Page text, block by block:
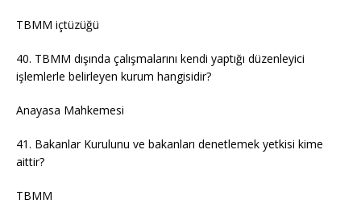
TBMM içtüzüğü
40. TBMM dışında çalışmalarını kendi yaptığı düzenleyici
işlemlerle belirleyen kurum hangisidir?
Anayasa Mahkemesi
41. Bakanlar Kurulunu ve bakanları denetlemek yetkisi kime
aittir?
TBMM